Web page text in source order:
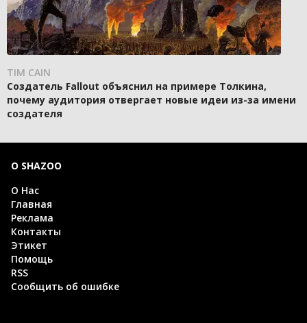
TIM CAIN
Создатель Fallout объяснил на примере Толкина,
почему аудитория отвергает новые идеи из-за имени
создателя
О SHAZOO
О Нас
Главная
Реклама
Контакты
Этикет
Помощь
RSS
Сообщить об ошибке